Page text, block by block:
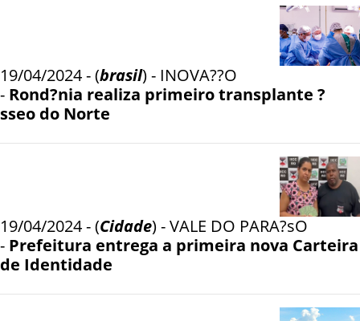
19/04/2024 - (brasil) - INOVA??O
- Rond?nia realiza primeiro transplante ?
sseo do Norte
19/04/2024 - (Cidade) - VALE DO PARA?sO
- Prefeitura entrega a primeira nova Carteira
de Identidade